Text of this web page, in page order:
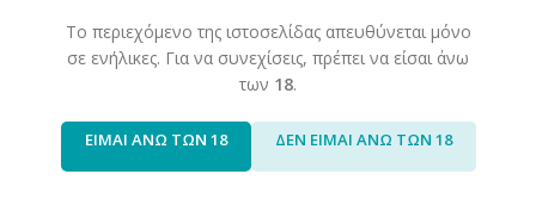
Το περιεχόμενο της ιστοσελίδας απευθύνεται μόνο
σε ενήλικες. Για να συνεχίσεις, πρέπει να είσαι άνω
των 18.
ΕΙΜΑΙ ΑΝΩ ΤΩΝ 18 ΔΕΝ ΕΙΜΑΙ ΑΝΩ ΤΩΝ 18